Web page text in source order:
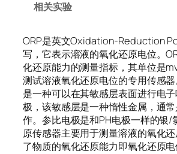
相关实验
ORP是英文Oxidation-Reduction
写，它表示溶液的氧化还原电位。
化还原能力的测量指标，其单位是
测试溶液氧化还原电位的专用传感
是一种可以在其敏感层表面进行电
极，该敏感层是一种惰性金属，通
作。参比电极是和PH电极一样的银/
原传感器主要用于测量溶液的氧化
了物质的氧化还原能力即氧化还原电